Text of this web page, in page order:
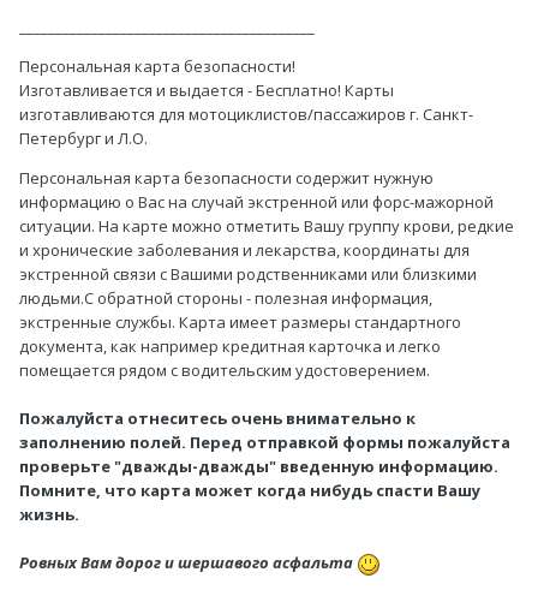
Персональная карта безопасности!
Изготавливается и выдается - Бесплатно! Карты
изготавливаются для мотоциклистов/пассажиров г. Санкт-
Петербург и Л.О.
Персональная карта безопасности содержит нужную
информацию о Вас на случай экстренной или форс-мажорной
ситуации. На карте можно отметить Вашу группу крови, редкие
и хронические заболевания и лекарства, координаты для
экстренной связи с Вашими родственниками или близкими
людьми.С обратной стороны - полезная информация,
экстренные службы. Карта имеет размеры стандартного
документа, как например кредитная карточка и легко
помещается рядом с водительским удостоверением.
Пожалуйста отнеситесь очень внимательно к
заполнению полей. Перед отправкой формы пожалуйста
проверьте "дважды-дважды" введенную информацию.
Помните, что карта может когда нибудь спасти Вашу
жизнь.
Ровных Вам дорог и шершавого асфальта